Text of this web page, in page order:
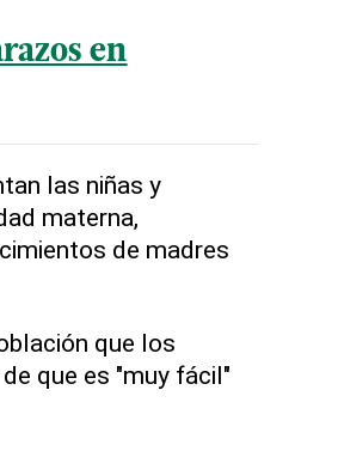
en
las niñas y
materna,
de madres
que los
de que es "muy fácil"